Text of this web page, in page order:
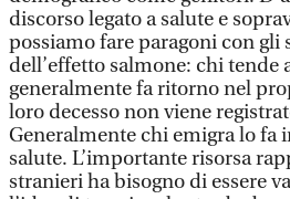
discorso legato a salute e
possiamo fare paragoni con gli
dell’effetto salmone: chi tende
generalmente fa ritorno nel
loro decesso non viene
Generalmente chi emigra lo fa
salute. L’importante risorsa
stranieri ha bisogno di essere